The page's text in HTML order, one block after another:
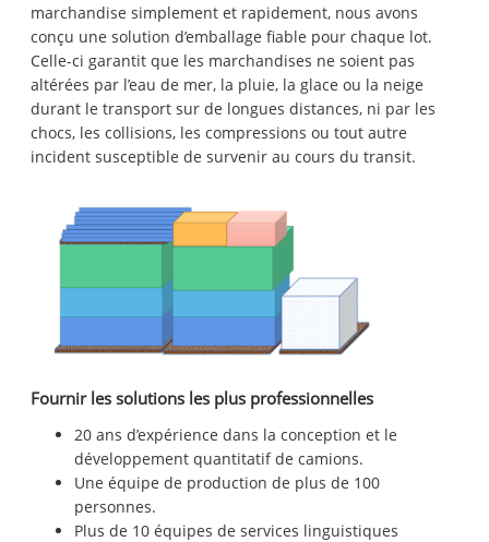
marchandise simplement et rapidement, nous avons
conçu une solution d’emballage fiable pour chaque lot.
Celle-ci garantit que les marchandises ne soient pas
altérées par l’eau de mer, la pluie, la glace ou la neige
durant le transport sur de longues distances, ni par les
chocs, les collisions, les compressions ou tout autre
incident susceptible de survenir au cours du transit.
Fournir les solutions les plus professionnelles
20 ans d’expérience dans la conception et le
développement quantitatif de camions.
Une équipe de production de plus de 100
personnes.
Plus de 10 équipes de services linguistiques